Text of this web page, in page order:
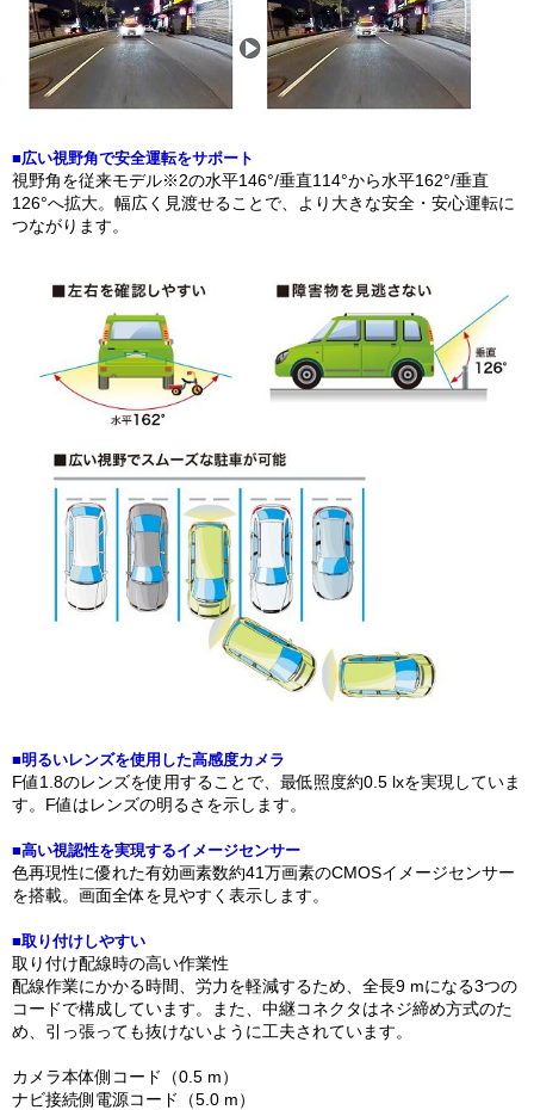
■広い視野角で安全運転をサポート
視野角を従来モデル※2の水平146°/垂直114°から水平162°/垂直
126°へ拡大。幅広く見渡せることで、より大きな安全・安心運転に
つながります。
■明るいレンズを使用した高感度カメラ
F値1.8のレンズを使用することで、最低照度約0.5 lxを実現していま
す。F値はレンズの明るさを示します。
■高い視認性を実現するイメージセンサー
色再現性に優れた有効画素数約41万画素のCMOSイメージセンサー
を搭載。画面全体を見やすく表示します。
■取り付けしやすい
取り付け配線時の高い作業性
配線作業にかかる時間、労力を軽減するため、全長9 mになる3つの
コードで構成しています。また、中継コネクタはネジ締め方式のた
め、引っ張っても抜けないように工夫されています。
カメラ本体側コード（0.5 m）
ナビ接続側電源コード（5.0 m）